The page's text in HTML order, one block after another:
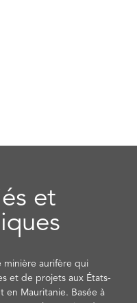
et
minière aurifère qui
et de projets aux États-
en Mauritanie. Basée à